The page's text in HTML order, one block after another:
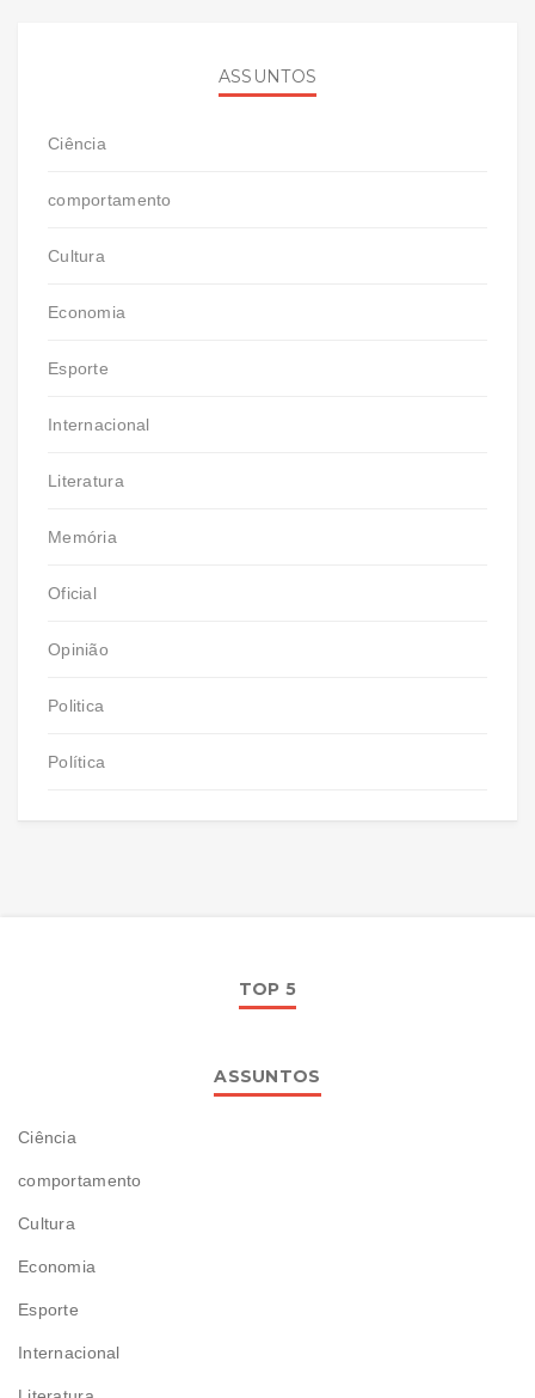
ASSUNTOS
Ciência
comportamento
Cultura
Economia
Esporte
Internacional
Literatura
Memória
Oficial
Opinião
Politica
Política
TOP 5
ASSUNTOS
Ciência
comportamento
Cultura
Economia
Esporte
Internacional